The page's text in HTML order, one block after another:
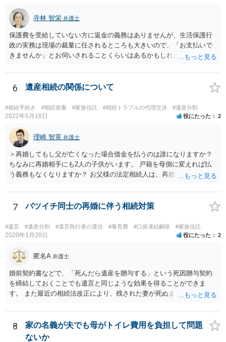
寺林 智栄 弁護士
保護費を受給していない方に返金の義務はありませんが、生活保護行
政の実務は現場の裁量に任されるところも大きいので、「お支払いで
きませんか」とお伺いされることくらいはあるかもしれません。 通報
考えてご判断いただくのが良いと思います。
6 遺産相続の関係について
#相続手続き #相続放棄 #家族信託 #相続トラブルの代理交渉 #遺産分割
2022年5月18日 役にたった 2
理崎 智英 弁護士
＞再婚してもし父が亡くなった場合借金を払うのは誰になりますか？
ちなみに再婚相手にも2人の子供がいます。 戸籍を母側に変えれば払
う義務もなくなりますか？ お父様の法定相続人は、再婚相手とご相談
戸籍がどこにあるのかは関係ありません。 ただし、お父様が亡くなっ
たことを知ってから３か月以内に家庭裁判所にて「相続放棄」の手続
7 バツイチ同士の再婚に伴う相続対策
#遺言 #遺産分割 #遺言執行者の選任 #養育費 #口座凍結解除 #家族信託
2020年1月20日 役にたった 2
匿名A 弁護士
婚前契約書などで、「死んだら遺産を贈与する」という死因贈与契約
を締結しておくことでも遺言と同じような効果を得ることができま
す。 また最近の相続法改正により、残された妻が死ぬまで家に住み続
で、その制度を活用する方法も考えられます。 もし契約書の作成まで
視野に入れておられる場合は、お近くの弁護士、できれば相続に強い
弁護士にご相談なさるとよいでしょう。
8
家の名義が夫でも母がトイレ費用を負担して問題
ないか